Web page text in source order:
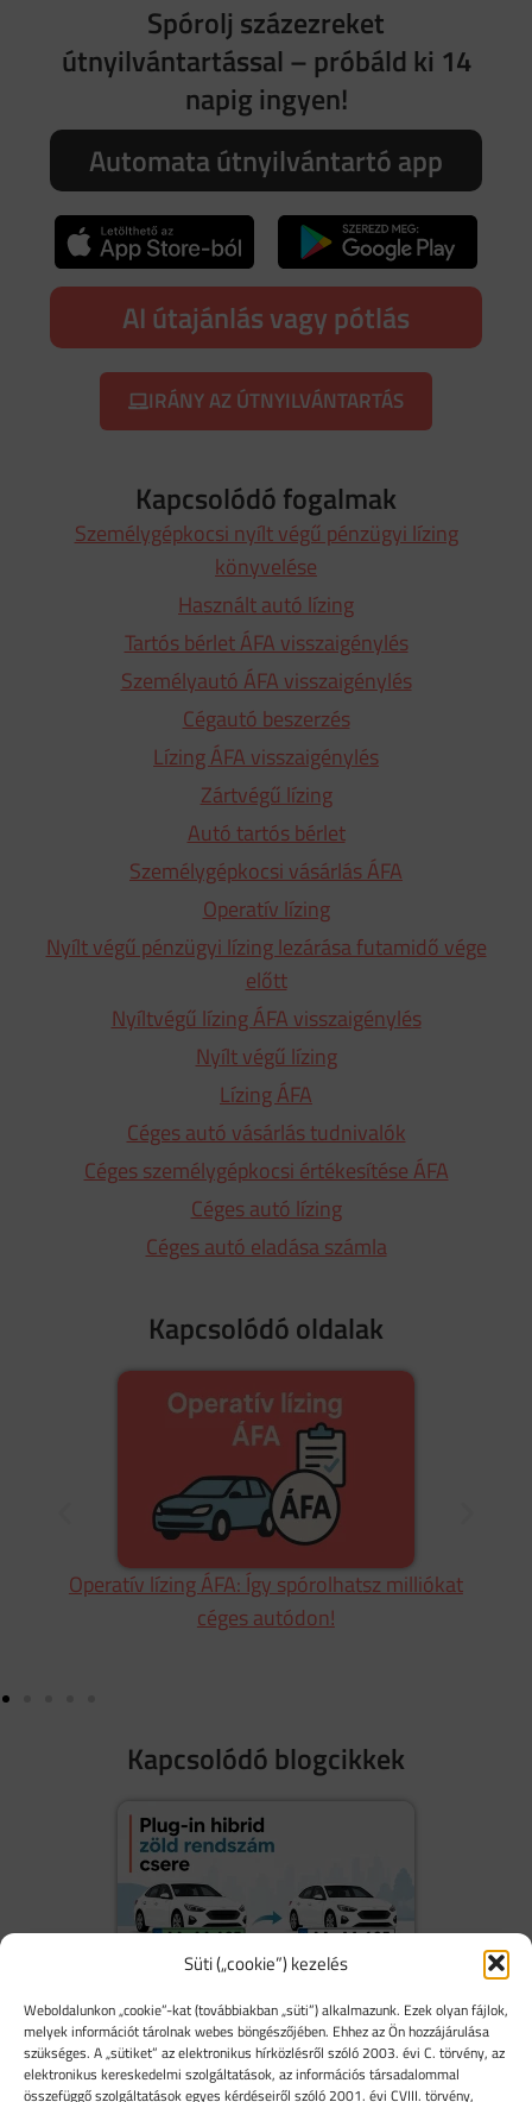
Süti („cookie”) kezelés
Weboldalunkon „cookie”-kat (továbbiakban „süti”) alkalmazunk. Ezek olyan fájlok,
melyek információt tárolnak webes böngészőjében. Ehhez az Ön hozzájárulása
szükséges. A „sütiket” az elektronikus hírközlésről szóló 2003. évi C. törvény, az
elektronikus kereskedelmi szolgáltatások, az információs társadalommal
összefüggő szolgáltatások egyes kérdéseiről szóló 2001. évi CVIII. törvény,
Spórolj százezreket
útnyilvántartással – próbáld ki 14
napig ingyen!
Automata útnyilvántartó app
AI útajánlás vagy pótlás
IRÁNY AZ ÚTNYILVÁNTARTÁS
Kapcsolódó fogalmak
Személygépkocsi nyílt végű pénzügyi lízing
könyvelése
Használt autó lízing
Tartós bérlet ÁFA visszaigénylés
Személyautó ÁFA visszaigénylés
Cégautó beszerzés
Lízing ÁFA visszaigénylés
Zártvégű lízing
Autó tartós bérlet
Személygépkocsi vásárlás ÁFA
Operatív lízing
Nyílt végű pénzügyi lízing lezárása futamidő vége
előtt
Nyíltvégű lízing ÁFA visszaigénylés
Nyílt végű lízing
Lízing ÁFA
Céges autó vásárlás tudnivalók
Céges személygépkocsi értékesítése ÁFA
Céges autó lízing
Céges autó eladása számla
Kapcsolódó oldalak
Operatív lízing ÁFA: Így spórolhatsz milliókat
céges autódon!
Kapcsolódó blogcikkek
Vége a hibridek zöld rendszámának: Minden,
amit a 2026-os rendszámcseréről tudni kell